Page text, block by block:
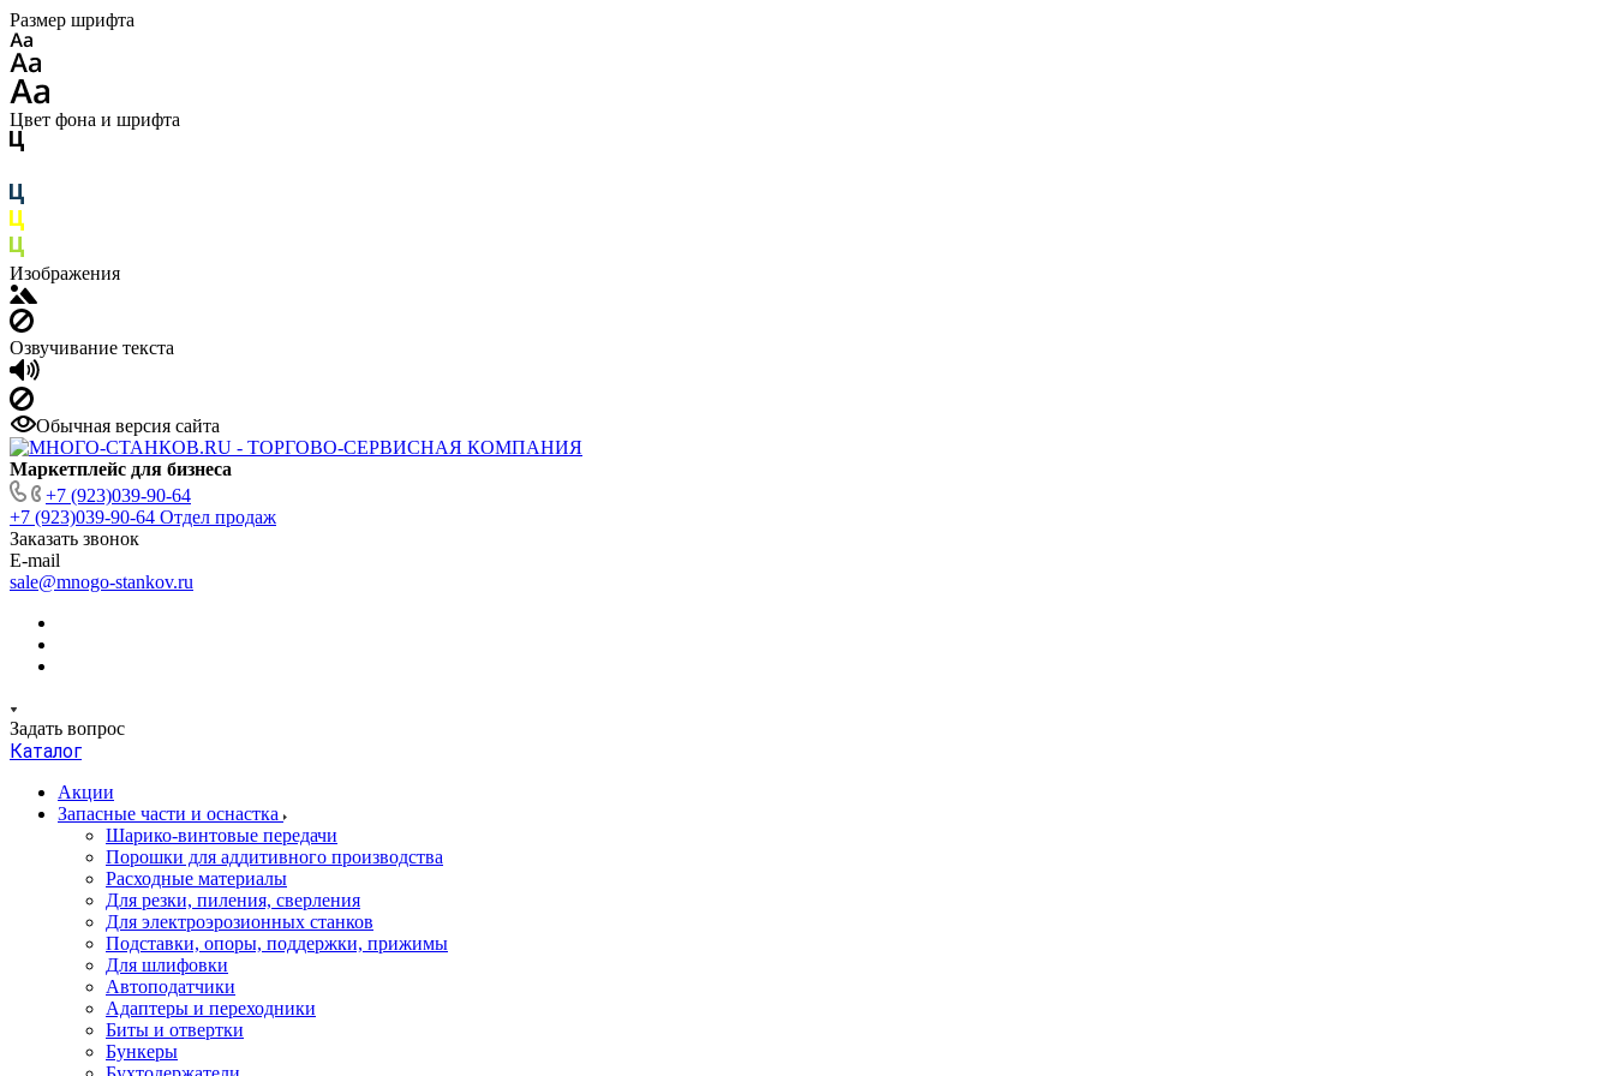
Размер шрифта
Цвет фона и шрифта
Изображения
Озвучивание текста
Обычная версия сайта
Маркетплейс для бизнеса
+7 (923)039-90-64
+7 (923)039-90-64 Отдел продаж
Заказать звонок
E-mail
sale@mnogo-stankov.ru
Задать вопрос
Каталог
Акции
Запасные части и оснастка
Шарико-винтовые передачи
Порошки для аддитивного производства
Расходные материалы
Для резки, пиления, сверления
Для электроэрозионных станков
Подставки, опоры, поддержки, прижимы
Для шлифовки
Автоподатчики
Адаптеры и переходники
Биты и отвертки
Бункеры